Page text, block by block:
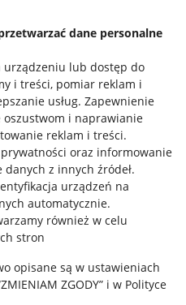
dane personalne
urządzeniu lub dostęp do
i treści, pomiar reklam i
usług. Zapewnienie
oszustwom i naprawianie
reklam i treści.
oraz informowanie
danych z innych źródeł.
urządzeń na
automatycznie.
również w celu
stron
opisane są w ustawieniach
ZGODY” i w Polityce
Cyfrowych